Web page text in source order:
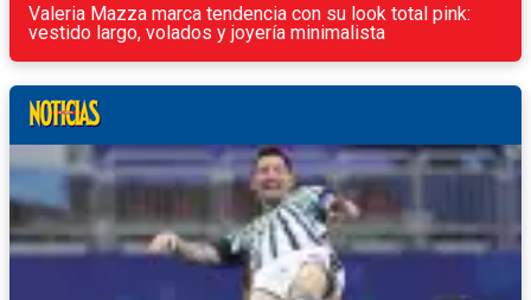
Valeria Mazza marca tendencia con su look total pink:
vestido largo, volados y joyería minimalista